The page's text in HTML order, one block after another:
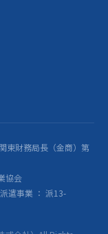
東財務局長（金商）第
協会
遣事業 ： 派13-